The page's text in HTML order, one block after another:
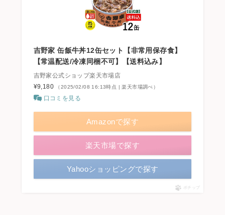
吉野家 缶飯牛丼12缶セット【非常用保存食】
【常温配送/冷凍同梱不可】【送料込み】
吉野家公式ショップ楽天市場店
¥9,180
（2025/02/08 16:13時点 | 楽天市場調べ）
口コミを見る
Amazonで探す
楽天市場で探す
Yahooショッピングで探す
ポチップ